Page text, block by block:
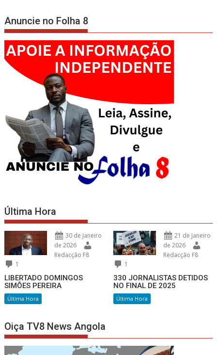
Anuncie no Folha 8
Última Hora
30 de Janeiro
de 2026
Redacção F8
1
LIBERTADO DOMINGOS
SIMÕES PEREIRA
Última Hora
21 de Janeiro
de 2026
Redacção F8
1
330 JORNALISTAS DETIDOS
NO FINAL DE 2025
Última Hora
Oiça TV8 News Angola